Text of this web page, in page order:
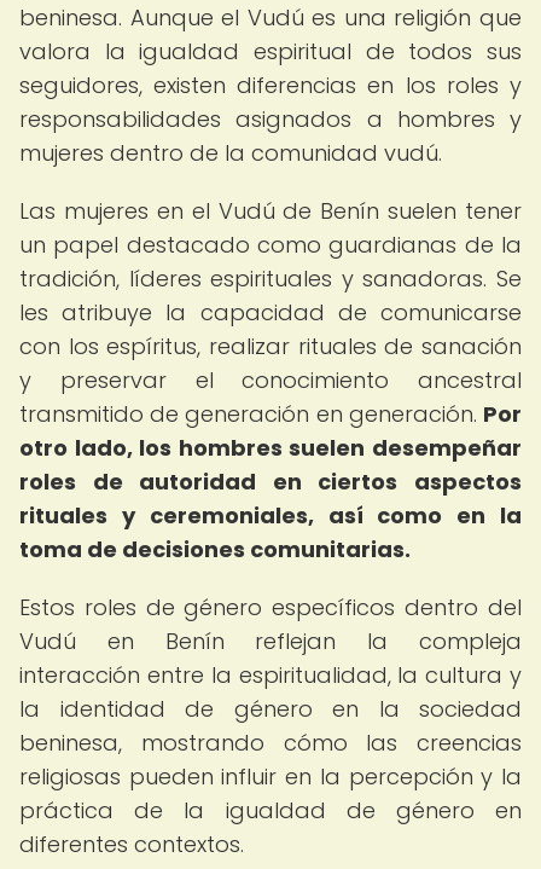
beninesa. Aunque el Vudú es una religión que
valora la igualdad espiritual de todos sus
seguidores, existen diferencias en los roles y
responsabilidades asignados a hombres y
mujeres dentro de la comunidad vudú.
Las mujeres en el Vudú de Benín suelen tener
un papel destacado como guardianas de la
tradición, líderes espirituales y sanadoras. Se
les atribuye la capacidad de comunicarse
con los espíritus, realizar rituales de sanación
y preservar el conocimiento ancestral
transmitido de generación en generación. Por
otro lado, los hombres suelen desempeñar
roles de autoridad en ciertos aspectos
rituales y ceremoniales, así como en la
toma de decisiones comunitarias.
Estos roles de género específicos dentro del
Vudú en Benín reflejan la compleja
interacción entre la espiritualidad, la cultura y
la identidad de género en la sociedad
beninesa, mostrando cómo las creencias
religiosas pueden influir en la percepción y la
práctica de la igualdad de género en
diferentes contextos.